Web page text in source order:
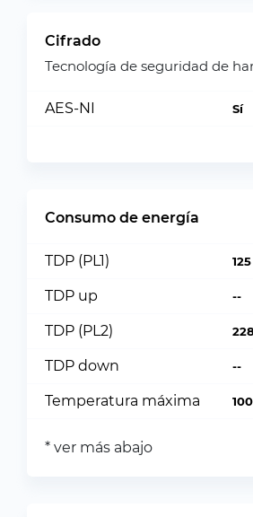
Cifrado
Tecnología de seguridad de
AES-NI Sí
Consumo de energía
TDP (PL1)
TDP up --
TDP (PL2)
TDP down --
Temperatura máxima
* ver más abajo